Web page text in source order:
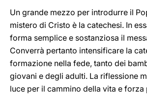
Un grande mezzo per introdurre il
mistero di Cristo è la catechesi. In
forma semplice e sostanziosa il
Converrà pertanto intensificare la
formazione nella fede, tanto dei
giovani e degli adulti. La riflessione
luce per il cammino della vita e forza